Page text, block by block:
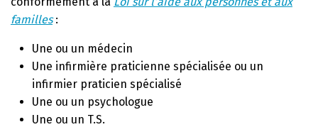
familles:
Une ou un médecin
Une infirmière praticienne spécialisée ou un
infirmier praticien spécialisé
Une ou un psychologue
Une ou un T.S.